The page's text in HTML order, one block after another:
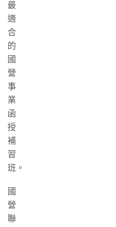
最
適
合
的
國
營
事
業
函
授
補
習
班。
國
營
聯